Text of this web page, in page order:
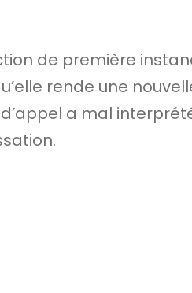
de première
rende une
a mal
.